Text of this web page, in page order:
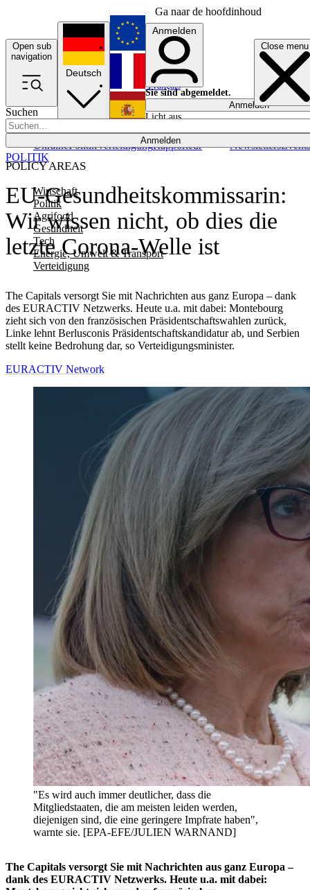
Ga naar de hoofdinhoud
Open sub
navigation
Close menu
Suchen
Anmelden
POLICY AREAS
Wirtschaft
Politik
Agrifood
Gesundheit
Tech
Energie, Umwelt & Transport
Verteidigung
UkrainePolitikVerteidigungRapporteur NewslettersEvents
Deutsch
English
Français
Anmelden
Sie sind abgemeldet.
Anmelden
Licht aus
EU-Gesundheitskommissarin:
Wir wissen nicht, ob dies die
letzte Corona-Welle ist
The Capitals versorgt Sie mit Nachrichten aus ganz Europa – dank
des EURACTIV Netzwerks. Heute u.a. mit dabei: Montebourg
zieht sich von den französischen Präsidentschaftswahlen zurück,
Linke lehnt Berlusconis Präsidentschaftskandidatur ab, und Serbien
stellt keine Bedrohung dar, so Verteidigungsminister.
POLITIK
EURACTIV Network
"Es wird auch immer deutlicher, dass die
Mitgliedstaaten, die am meisten leiden werden,
diejenigen sind, die eine geringere Impfrate haben",
warnte sie. [EPA-EFE/JULIEN WARNAND]
The Capitals versorgt Sie mit Nachrichten aus ganz Europa –
dank des EURACTIV Netzwerks. Heute u.a. mit dabei: